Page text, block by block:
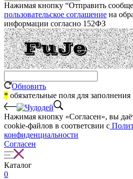
Нажимая кнопку “Отправить
пользовательское соглашение на
информации согласно 152ФЗ
Обновить
* обязательные поля для заполнения
Нажимая кнопку «Согласен», вы
cookie-файлов в соответсвии с
конфиденциальности
Согласен
Каталог
0